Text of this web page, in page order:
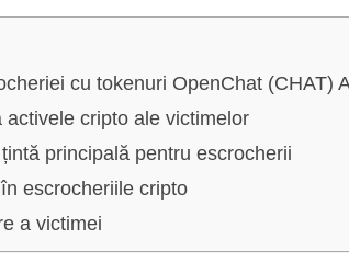
cu tokenuri OpenChat (CHAT)
cripto ale victimelor
principală pentru escrocherii
escrocheriile cripto
a victimei